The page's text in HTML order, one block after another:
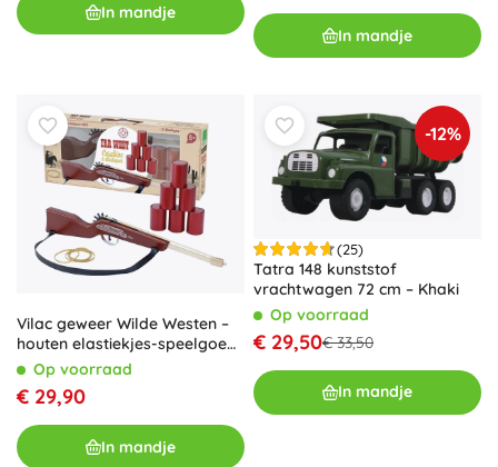
In mandje
In mandje
Vilac geweer Wilde Westen –
houten elastiekjes-speelgoed
met schieten op blikjes
Op voorraad
€ 29,90
In mandje
-12%
(25)
Tatra 148 kunststof
vrachtwagen 72 cm – Khaki
Op voorraad
€ 29,50€ 33,50
In mandje